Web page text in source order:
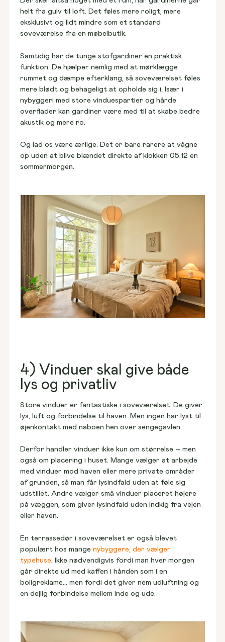
helt fra gulv til loft. Det føles mere roligt, mere
eksklusivt og lidt mindre som et standard
soveværelse fra en møbelbutik.
Samtidig har de tunge stofgardiner en praktisk
funktion. De hjælper nemlig med at mørklægge
rummet og dæmpe efterklang, så soveværelset føles
mere blødt og behageligt at opholde sig i. Især i
nybyggeri med store vinduespartier og hårde
overflader kan gardiner være med til at skabe bedre
akustik og mere ro.
Og lad os være ærlige: Det er bare rarere at vågne
op uden at blive blændet direkte af klokken 05.12 en
sommermorgen.
4) Vinduer skal give både
lys og privatliv
Store vinduer er fantastiske i soveværelset. De giver
lys, luft og forbindelse til haven. Men ingen har lyst til
øjenkontakt med naboen hen over sengegavlen.
Derfor handler vinduer ikke kun om størrelse – men
også om placering i huset. Mange vælger at arbejde
med vinduer mod haven eller mere private områder
af grunden, så man får lysindfald uden at føle sig
udstillet. Andre vælger små vinduer placeret højere
på væggen, som giver lysindfald uden indkig fra vejen
eller haven.
En terrassedør i soveværelset er også blevet
populært hos mange nybyggere, der vælger
typehuse. Ikke nødvendigvis fordi man hver morgen
går direkte ud med kaffen i hånden som i en
boligreklame… men fordi det giver nem udluftning og
en dejlig forbindelse mellem inde og ude.